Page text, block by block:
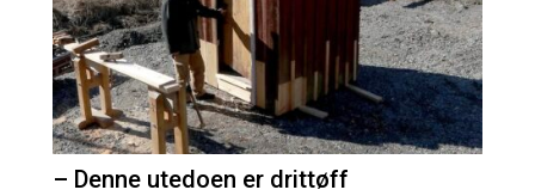
– Denne utedoen er drittøff